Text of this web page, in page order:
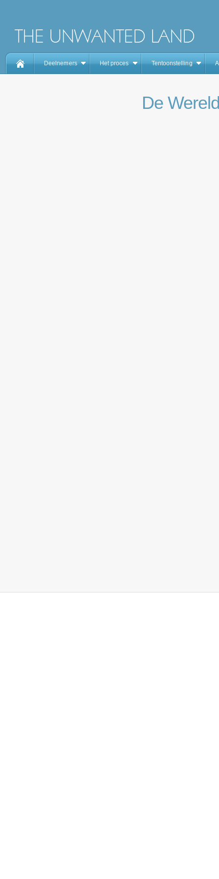
Deelnemers Het proces Tentoonstelling
De